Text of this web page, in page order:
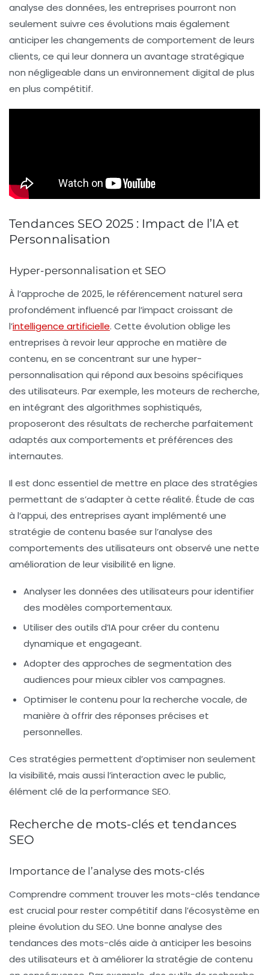
analyse des données, les entreprises pourront non
seulement suivre ces évolutions mais également
anticiper les changements de comportement de leurs
clients, ce qui leur donnera un avantage stratégique
non négligeable dans un environnement digital de plus
en plus compétitif.
Tendances SEO 2025 : Impact de l’IA et
Personnalisation
Hyper-personnalisation et SEO
À l’approche de 2025, le référencement naturel sera
profondément influencé par l’impact croissant de
l’intelligence artificielle. Cette évolution oblige les
entreprises à revoir leur approche en matière de
contenu, en se concentrant sur une hyper-
personnalisation qui répond aux besoins spécifiques
des utilisateurs. Par exemple, les moteurs de recherche,
en intégrant des algorithmes sophistiqués,
proposeront des résultats de recherche parfaitement
adaptés aux comportements et préférences des
internautes.
Il est donc essentiel de mettre en place des stratégies
permettant de s’adapter à cette réalité. Étude de cas
à l’appui, des entreprises ayant implémenté une
stratégie de contenu basée sur l’analyse des
comportements des utilisateurs ont observé une nette
amélioration de leurvisibilité en ligne.
Analyser les données des utilisateurs pour identifier
des modèles comportementaux.
Utiliser des outils d’IA pour créer du contenu
dynamique et engageant.
Adopter des approches de segmentation des
audiences pour mieux cibler vos campagnes.
Optimiser le contenu pour la recherche vocale, de
manière à offrir des réponses précises et
personnelles.
Ces stratégies permettent d’optimiser non seulement
la visibilité, mais aussi l’interaction avec le public,
élément clé de la performance SEO.
Recherche de mots-clés et tendances
SEO
Importance de l’analyse des mots-clés
Comprendre comment trouver les mots-clés tendance
est crucial pour rester compétitif dans l’écosystème en
pleine évolution du SEO. Une bonne analyse des
tendances des mots-clés aide à anticiper les besoins
des utilisateurs et à améliorer la stratégie de contenu